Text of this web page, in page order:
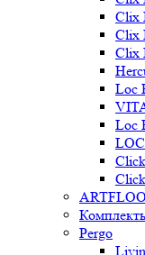
Clix
Clix
Clix
Loc
Loc
Pergo